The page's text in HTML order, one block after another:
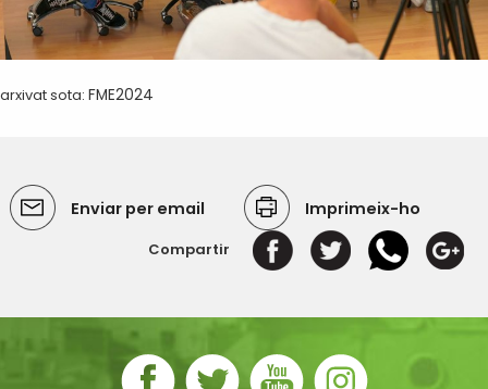
arxivat sota: FME2024
Enviar per email Imprimeix-ho
Compartir